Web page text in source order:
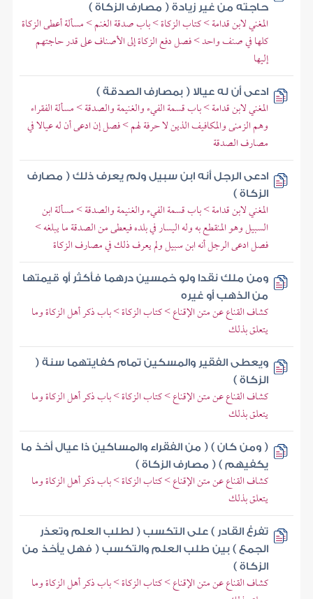
حاجته من غير زيادة ( مصارف الزكاة )
المغني لابن قدامة > كتاب الزكاة > باب صدقة الغنم > مسألة أعطى الزكاة
كلها في صنف واحد > فصل دفع الزكاة إلى الأصناف على قدر حاجتهم
إليها
ادعى أن له عيالا ( بمصارف الصدقة )
المغني لابن قدامة > باب قسمة الفيء والغنيمة والصدقة > مسألة الفقراء
وهم الزمنى والمكافيف الذين لا حرفة لهم > فصل إن ادعى أن له عيالا في
مصارف الصدقة
ادعى الرجل أنه ابن سبيل ولم يعرف ذلك ( مصارف
الزكاة )
المغني لابن قدامة > باب قسمة الفيء والغنيمة والصدقة > مسألة ابن
السبيل وهو المنقطع به وله اليسار في بلده فيعطى من الصدقة ما يبلغه >
فصل ادعى الرجل أنه ابن سبيل ولم يعرف ذلك في مصارف الزكاة
ومن ملك نقدا ولو خمسين درهما فأكثر أو قيمتها
من الذهب أو غيره
كشاف القناع عن متن الإقناع > كتاب الزكاة > باب ذكر أهل الزكاة وما
يتعلق بذلك
ويعطى الفقير والمسكين تمام كفايتهما سنة (
الزكاة )
كشاف القناع عن متن الإقناع > كتاب الزكاة > باب ذكر أهل الزكاة وما
يتعلق بذلك
( ومن كان ) ( من الفقراء والمساكين ذا عيال أخذ ما
يكفيهم ) ( مصارف الزكاة )
كشاف القناع عن متن الإقناع > كتاب الزكاة > باب ذكر أهل الزكاة وما
يتعلق بذلك
تفرغ القادر ) على التكسب ( لطلب العلم وتعذر
الجمع ) بين طلب العلم والتكسب ( فهل يأخذ من
الزكاة )
كشاف القناع عن متن الإقناع > كتاب الزكاة > باب ذكر أهل الزكاة وما